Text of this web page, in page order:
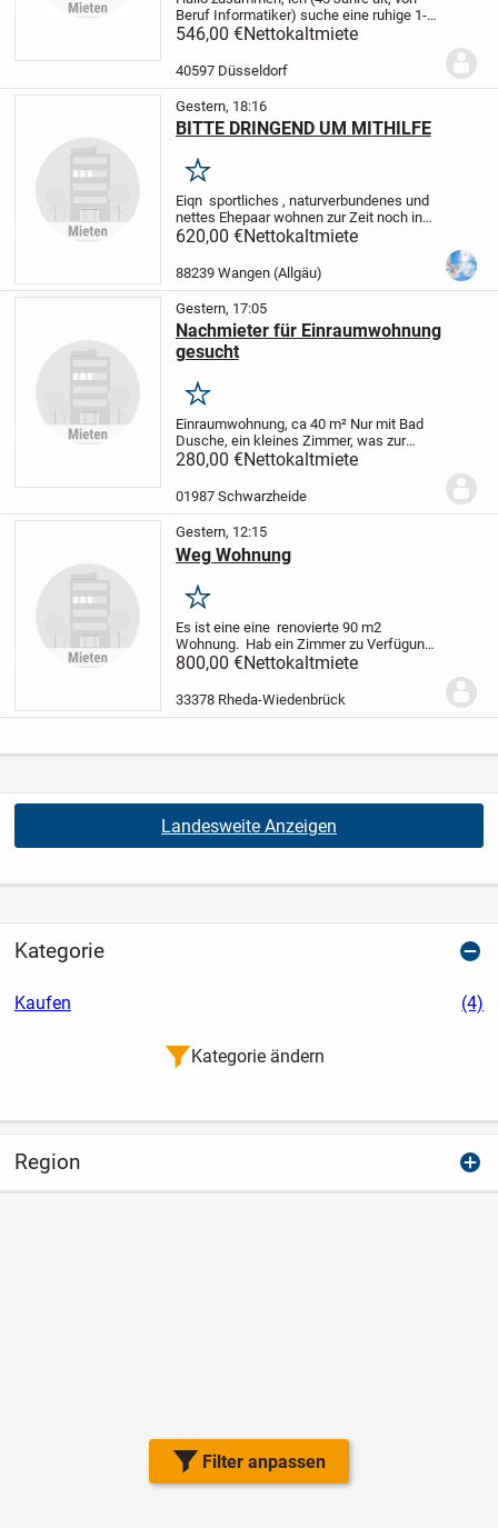
Filter anpassen
Beruf Informatiker) suche eine ruhige 1-
bis 2-Zimmer-Wohnung in Düsseldorf.
aktuell in einer beruflichen...
546,00 €Nettokaltmiete
40597 Düsseldorf
Gestern, 18:16
BITTE DRINGEND UM MITHILFE
Merken
Eiqn sportliches , naturverbundenes und
nettes Ehepaar wohnen zur Zeit noch inn
Berlin. Daher wollen wir wieder ins ruhige
im wunderschönen Wangen im Allgäu,
620,00 €Nettokaltmiete
88239 Wangen (Allgäu)
Gestern, 17:05
Nachmieter für Einraumwohnung
gesucht
Merken
Einraumwohnung, ca 40 m² Nur mit Bad
Dusche, ein kleines Zimmer, was zur
Küche umgebaut werden kann. Zwei sehr
vor der Eingangstür,
280,00 €Nettokaltmiete
01987 Schwarzheide
Gestern, 12:15
Weg Wohnung
Merken
Es ist eine eine renovierte 90 m2
Wohnung. Hab ein Zimmer zu Verfügung.
Den ich dir geben kann. Gern kurze
Beschreibung.
800,00 €Nettokaltmiete
33378 Rheda-Wiedenbrück
Landesweite Anzeigen
Kategorie
Kaufen (4)
Kategorie ändern
Region